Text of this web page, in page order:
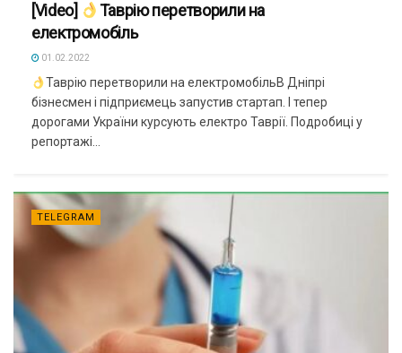
[Video]
Таврію перетворили на
електромобіль
01.02.2022
Таврію перетворили на електромобільВ Дніпрі
бізнесмен і підприємець запустив стартап. І тепер
дорогами України курсують електро Таврії. Подробиці у
репортажі...
TELEGRAM